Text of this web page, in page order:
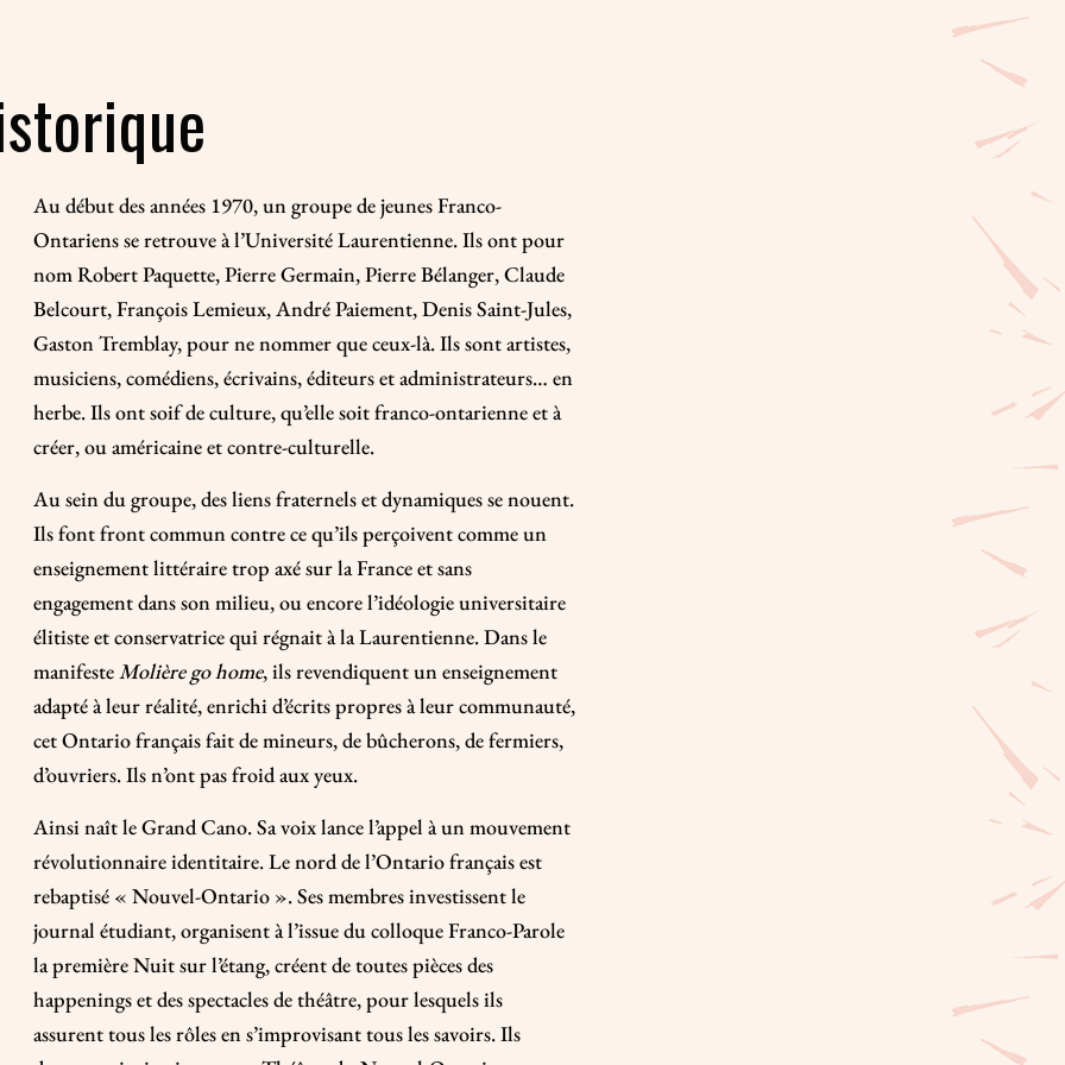
Au début des années 1970, un groupe de jeunes Franco-
Ontariens se retrouve à l’Université Laurentienne. Ils ont pour
nom Robert Paquette, Pierre Germain, Pierre Bélanger, Claude
Belcourt, François Lemieux, André Paiement, Denis Saint-Jules,
Gaston Tremblay, pour ne nommer que ceux-là. Ils sont artistes,
musiciens, comédiens, écrivains, éditeurs et administrateurs… en
herbe. Ils ont soif de culture, qu’elle soit franco-ontarienne et à
créer, ou américaine et contre-culturelle.
Au sein du groupe, des liens fraternels et dynamiques se nouent.
Ils font front commun contre ce qu’ils perçoivent comme un
enseignement littéraire trop axé sur la France et sans
engagement dans son milieu, ou encore l’idéologie universitaire
élitiste et conservatrice qui régnait à la Laurentienne. Dans le
manifesteMolière go home, ils revendiquent un enseignement
adapté à leur réalité, enrichi d’écrits propres à leur communauté,
cet Ontario français fait de mineurs, de bûcherons, de fermiers,
d’ouvriers. Ils n’ont pas froid aux yeux.
Ainsi naît le Grand Cano. Sa voix lance l’appel à un mouvement
révolutionnaire identitaire. Le nord de l’Ontario français est
rebaptisé « Nouvel-Ontario ». Ses membres investissent le
journal étudiant, organisent à l’issue du colloque Franco-Parole
la première Nuit sur l’étang, créent de toutes pièces des
happenings et des spectacles de théâtre, pour lesquels ils
assurent tous les rôles en s’improvisant tous les savoirs. Ils